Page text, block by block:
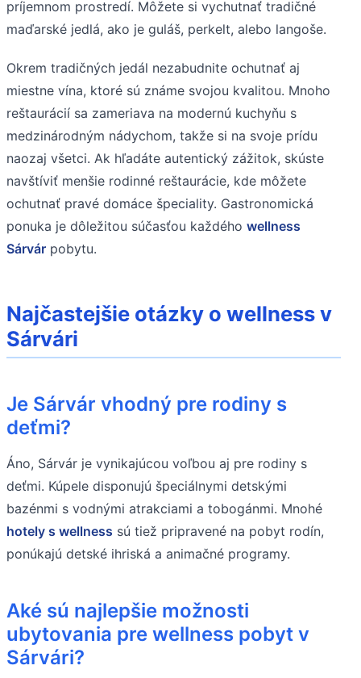
príjemnom prostredí. Môžete si vychutnať tradičné
maďarské jedlá, ako je guláš, perkelt, alebo langoše.
Okrem tradičných jedál nezabudnite ochutnať aj
miestne vína, ktoré sú známe svojou kvalitou. Mnoho
reštaurácií sa zameriava na modernú kuchyňu s
medzinárodným nádychom, takže si na svoje prídu
naozaj všetci. Ak hľadáte autentický zážitok, skúste
navštíviť menšie rodinné reštaurácie, kde môžete
ochutnať pravé domáce špeciality. Gastronomická
ponuka je dôležitou súčasťou každého wellness
Sárvár pobytu.
Najčastejšie otázky o wellness v
Sárvári
Je Sárvár vhodný pre rodiny s
deťmi?
Áno, Sárvár je vynikajúcou voľbou aj pre rodiny s
deťmi. Kúpele disponujú špeciálnymi detskými
bazénmi s vodnými atrakciami a tobogánmi. Mnohé
hotely s wellness sú tiež pripravené na pobyt rodín,
ponúkajú detské ihriská a animačné programy.
Aké sú najlepšie možnosti
ubytovania pre wellness pobyt v
Sárvári?